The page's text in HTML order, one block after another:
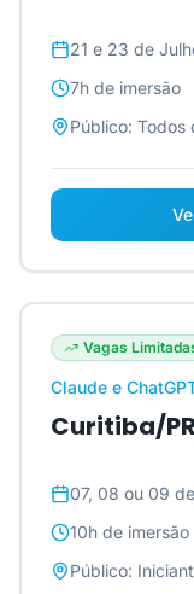
21 e 23 de
7h de imersão
Público: Todos
Vagas
Claude e
Curitiba/PR
07, 08 ou 09
10h de imersão
Público: